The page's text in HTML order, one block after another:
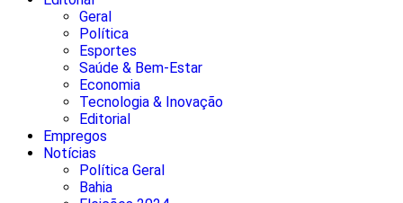
Geral
Política
Esportes
Saúde & Bem-Estar
Economia
Tecnologia & Inovação
Editorial
Empregos
Notícias
Política Geral
Bahia